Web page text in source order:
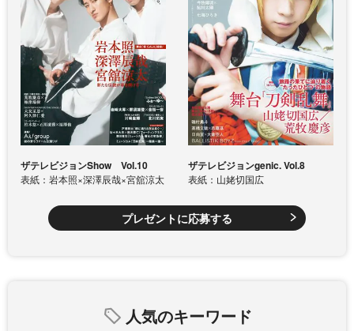
ザテレビジョンShow Vol.10
表紙：岩本照×深澤辰哉×宮舘涼太
ザテレビジョンgenic. Vol.8
表紙：山姥切国広
プレゼントに応募する
人気のキーワード